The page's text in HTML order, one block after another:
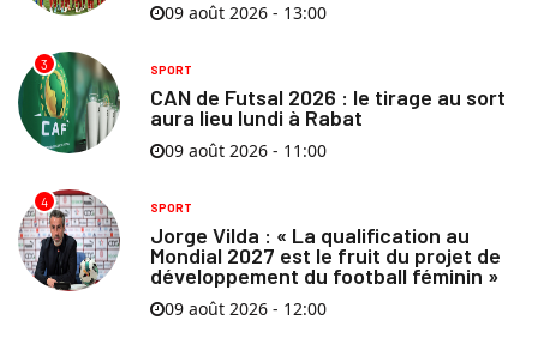
09 août 2026 - 13:00
3 SPORT
CAN de Futsal 2026 : le tirage au sort
aura lieu lundi à Rabat
09 août 2026 - 11:00
4 SPORT
Jorge Vilda : « La qualification au
Mondial 2027 est le fruit du projet de
développement du football féminin »
09 août 2026 - 12:00